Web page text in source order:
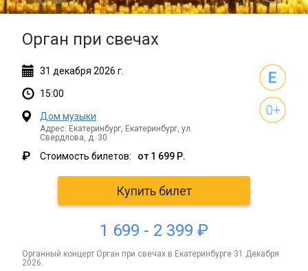
Орган при свечах
31 декабря 2026 г.
15:00
Дом музыки
Адрес: Екатеринбург, Екатеринбург, ул.
Свердлова, д. 30
₽ Стоимость билетов: от 1 699 Р.
Купить билет
1 699 - 2 399 ₽
органный концерт Орган при свечах в Екатеринбурге 31 Декабря
2026.